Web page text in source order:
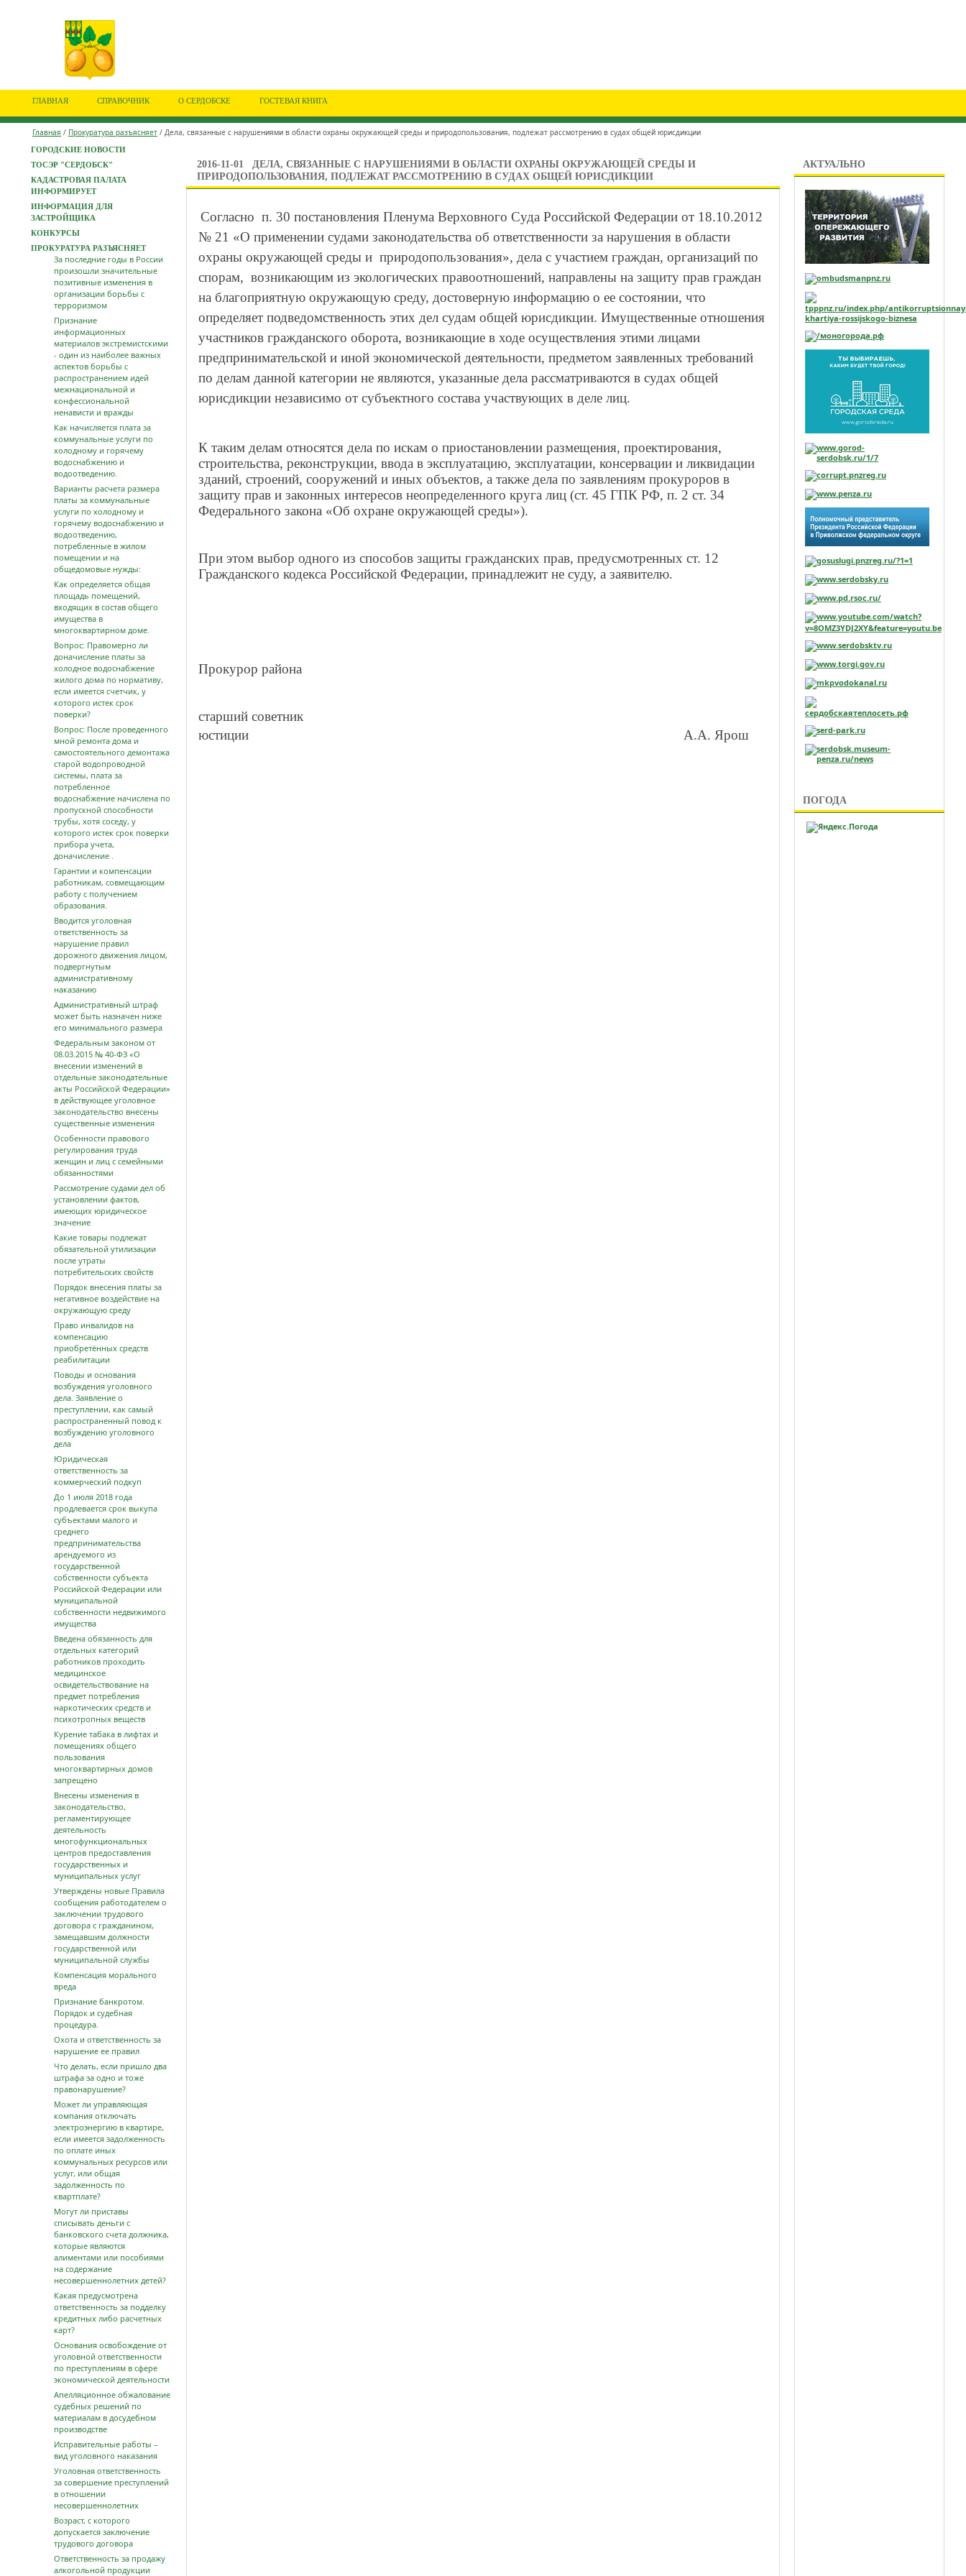
ГЛАВНАЯ СПРАВОЧНИК О СЕРДОБСКЕ ГОСТЕВАЯ КНИГА
Главная / Прокуратура разъясняет / Дела, связанные с нарушениями в области охраны окружающей среды и природопользования, подлежат рассмотрению в судах общей юрисдикции
2016-11-01
ДЕЛА, СВЯЗАННЫЕ С НАРУШЕНИЯМИ В ОБЛАСТИ ОХРАНЫ ОКРУЖАЮЩЕЙ СРЕДЫ И
ПРИРОДОПОЛЬЗОВАНИЯ, ПОДЛЕЖАТ РАССМОТРЕНИЮ В СУДАХ ОБЩЕЙ ЮРИСДИКЦИИ
Согласно п. 30 постановления Пленума Верховного Суда Российской Федерации от 18.10.2012
№ 21 «О применении судами законодательства об ответственности за нарушения в области
охраны окружающей среды и природопользования», дела с участием граждан, организаций по
спорам, возникающим из экологических правоотношений, направлены на защиту прав граждан
на благоприятную окружающую среду, достоверную информацию о ее состоянии, что
определяет подведомственность этих дел судам общей юрисдикции. Имущественные отношения
участников гражданского оборота, возникающие в ходе осуществления этими лицами
предпринимательской и иной экономической деятельности, предметом заявленных требований
по делам данной категории не являются, указанные дела рассматриваются в судах общей
юрисдикции независимо от субъектного состава участвующих в деле лиц.
К таким делам относятся дела по искам о приостановлении размещения, проектирования,
строительства, реконструкции, ввода в эксплуатацию, эксплуатации, консервации и ликвидации
зданий, строений, сооружений и иных объектов, а также дела по заявлениям прокуроров в
защиту прав и законных интересов неопределенного круга лиц (ст. 45 ГПК РФ, п. 2 ст. 34
Федерального закона «Об охране окружающей среды»).
При этом выбор одного из способов защиты гражданских прав, предусмотренных ст. 12
Гражданского кодекса Российской Федерации, принадлежит не суду, а заявителю.
Прокурор района
старший советник
юстиции А.А. Ярош
ГОРОДСКИЕ НОВОСТИ
ТОСЭР "СЕРДОБСК"
КАДАСТРОВАЯ ПАЛАТА
ИНФОРМИРУЕТ
ИНФОРМАЦИЯ ДЛЯ
ЗАСТРОЙЩИКА
КОНКУРСЫ
ПРОКУРАТУРА РАЗЪЯСНЯЕТ
За последние годы в России
произошли значительные
позитивные изменения в
организации борьбы с
терроризмом
Признание
информационных
материалов экстремистскими
- один из наиболее важных
аспектов борьбы с
распространением идей
межнациональной и
конфессиональной
ненависти и вражды
Как начисляется плата за
коммунальные услуги по
холодному и горячему
водоснабжению и
водоотведению.
Варианты расчета размера
платы за коммунальные
услуги по холодному и
горячему водоснабжению и
водоотведению,
потребленные в жилом
помещении и на
общедомовые нужды:
Как определяется общая
площадь помещений,
входящих в состав общего
имущества в
многоквартирном доме.
Вопрос: Правомерно ли
доначисление платы за
холодное водоснабжение
жилого дома по нормативу,
если имеется счетчик, у
которого истек срок
поверки?
Вопрос: После проведенного
мной ремонта дома и
самостоятельного демонтажа
старой водопроводной
системы, плата за
потребленное
водоснабжение начислена по
пропускной способности
трубы, хотя соседу, у
которого истек срок поверки
прибора учета,
доначисление .
Гарантии и компенсации
работникам, совмещающим
работу с получением
образования.
Вводится уголовная
ответственность за
нарушение правил
дорожного движения лицом,
подвергнутым
административному
наказанию
Административный штраф
может быть назначен ниже
его минимального размера
Федеральным законом от
08.03.2015 № 40-ФЗ «О
внесении изменений в
отдельные законодательные
акты Российской Федерации»
в действующее уголовное
законодательство внесены
существенные изменения
Особенности правового
регулирования труда
женщин и лиц с семейными
обязанностями
Рассмотрение судами дел об
установлении фактов,
имеющих юридическое
значение
Какие товары подлежат
обязательной утилизации
после утраты
потребительских свойств
Порядок внесения платы за
негативное воздействие на
окружающую среду
Право инвалидов на
компенсацию
приобретённых средств
реабилитации
Поводы и основания
возбуждения уголовного
дела. Заявление о
преступлении, как самый
распространенный повод к
возбуждению уголовного
дела
Юридическая
ответственность за
коммерческий подкуп
До 1 июля 2018 года
продлевается срок выкупа
субъектами малого и
среднего
предпринимательства
арендуемого из
государственной
собственности субъекта
Российской Федерации или
муниципальной
собственности недвижимого
имущества
Введена обязанность для
отдельных категорий
работников проходить
медицинское
освидетельствование на
предмет потребления
наркотических средств и
психотропных веществ
Курение табака в лифтах и
помещениях общего
пользования
многоквартирных домов
запрещено
Внесены изменения в
законодательство,
регламентирующее
деятельность
многофункциональных
центров предоставления
государственных и
муниципальных услуг
Утверждены новые Правила
сообщения работодателем о
заключении трудового
договора с гражданином,
замещавшим должности
государственной или
муниципальной службы
Компенсация морального
вреда
Признание банкротом.
Порядок и судебная
процедура.
Охота и ответственность за
нарушение ее правил
Что делать, если пришло два
штрафа за одно и тоже
правонарушение?
Может ли управляющая
компания отключать
электроэнергию в квартире,
если имеется задолженность
по оплате иных
коммунальных ресурсов или
услуг, или общая
задолженность по
квартплате?
Могут ли приставы
списывать деньги с
банковского счета должника,
которые являются
алиментами или пособиями
на содержание
несовершеннолетних детей?
Какая предусмотрена
ответственность за подделку
кредитных либо расчетных
карт?
Основания освобождение от
уголовной ответственности
по преступлениям в сфере
экономической деятельности
Апелляционное обжалование
судебных решений по
материалам в досудебном
производстве
Исправительные работы –
вид уголовного наказания
Уголовная ответственность
за совершение преступлений
в отношении
несовершеннолетних
Возраст, с которого
допускается заключение
трудового договора
Ответственность за продажу
алкогольной продукции
АКТУАЛЬНО
ПОГОДА